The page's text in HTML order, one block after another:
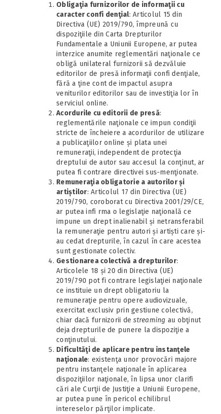
Obligaţia furnizorilor de informaţii cu
caracter confi denţial: Articolul 15 din
Directiva (UE) 2019/790, împreună cu
dispoziţiile din Carta Drepturilor
Fundamentale a Uniunii Europene, ar putea
interzice anumite reglementări naţionale ce
obligă unilateral furnizorii să dezvăluie
editorilor de presă informaţii confi denţiale,
fără a ţine cont de impactul asupra
veniturilor editorilor sau de investiţia lor în
serviciul online.
Acordurile cu editorii de presă:
reglementările naţionale ce impun condiţii
stricte de încheiere a acordurilor de utilizare
a publicaţiilor online și plata unei
remuneraţii, independent de protecţia
dreptului de autor sau accesul la conţinut, ar
putea fi contrare directivei sus-menţionate.
Remuneraţia obligatorie a autorilor și
artiștilor: Articolul 17 din Directiva (UE)
2019/790, coroborat cu Directiva 2001/29/CE,
ar putea infi rma o legislaţie naţională ce
impune un drept inalienabil și netransferabil
la remuneraţie pentru autori și artiști care și-
au cedat drepturile, în cazul în care acestea
sunt gestionate colectiv.
Gestionarea colectivă a drepturilor:
Articolele 18 și 20 din Directiva (UE)
2019/790 pot fi contrare legislaţiei naţionale
ce instituie un drept obligatoriu la
remuneraţie pentru opere audiovizuale,
exercitat exclusiv prin gestiune colectivă,
chiar dacă furnizorii destreaming au obţinut
deja drepturile de punere la dispoziţie a
conţinutului.
Dificultăţi de aplicare pentru instanţele
naţionale: existenţa unor provocări majore
pentru instanţele naţionale în aplicarea
dispoziţiilor naţionale, în lipsa unor clarifi
cări ale Curţii de Justiţie a Uniunii Europene,
ar putea pune în pericol echilibrul
intereselor părţilor implicate.